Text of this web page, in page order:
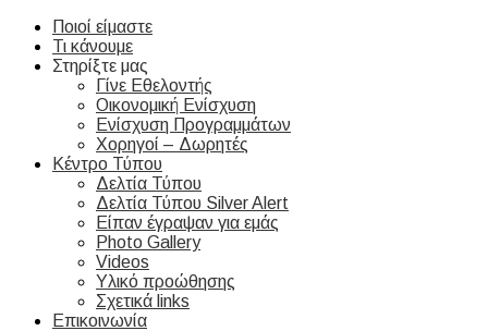
Ποιοί είμαστε
Τι κάνουμε
Στηρίξτε μας
Γίνε Εθελοντής
Οικονομική Ενίσχυση
Ενίσχυση Προγραμμάτων
Χορηγοί – Δωρητές
Κέντρο Τύπου
Δελτία Τύπου
Δελτία Τύπου Silver Alert
Είπαν έγραψαν για εμάς
Photo Gallery
Videos
Υλικό προώθησης
Σχετικά links
Επικοινωνία